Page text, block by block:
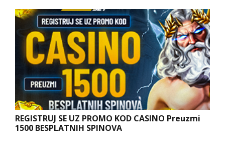
REGISTRUJ SE UZ PROMO KOD CASINO Preuzmi
1500 BESPLATNIH SPINOVA